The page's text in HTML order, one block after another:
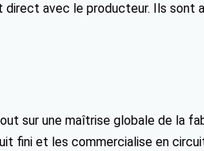
avec le producteur. Ils sont
sur une maîtrise globale de la
fini et les commercialise en